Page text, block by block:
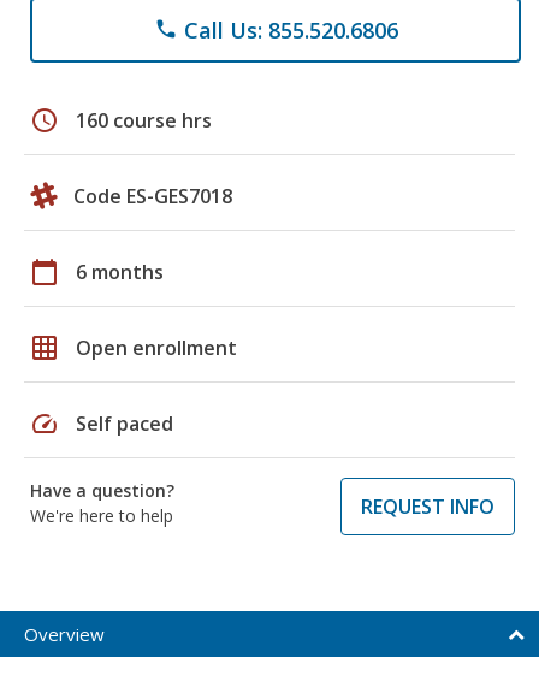
phone Call Us: 855.520.6806
schedule 160 course hrs
Code ES-GES7018
calendar_today 6 months
grid_on Open enrollment
speed Self paced
Have a question?
We're here to help
REQUEST INFO
Overview